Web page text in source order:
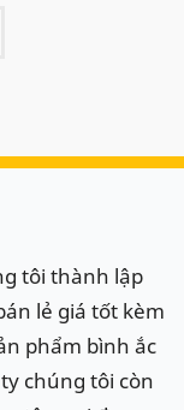
tôi thành lập
lẻ giá tốt kèm
phẩm bình ắc
chúng tôi còn